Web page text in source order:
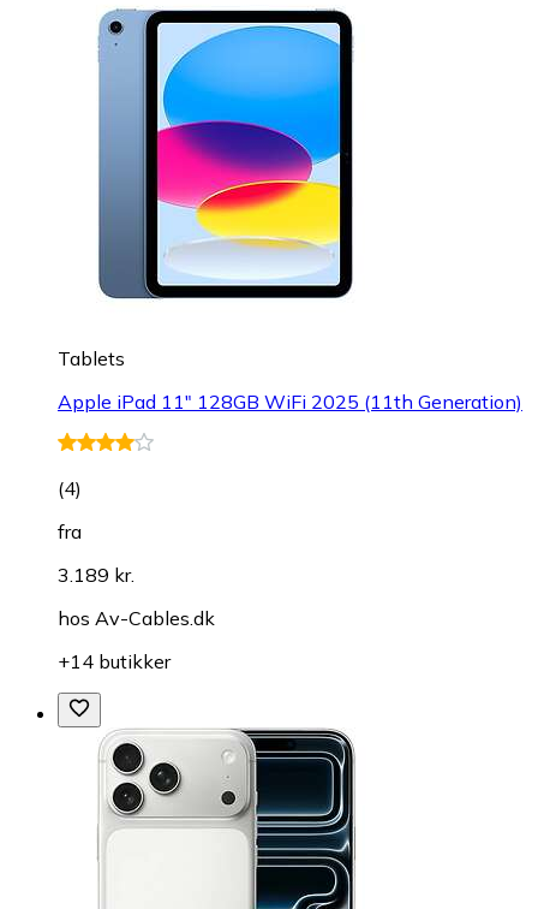
Tablets
Apple iPad 11" 128GB WiFi 2025 (11th Generation)
(4)
fra
3.189 kr.
hos Av-Cables.dk
+14 butikker